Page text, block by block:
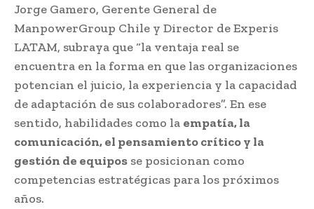
Jorge Gamero, Gerente General de
ManpowerGroup Chile y Director de Experis
LATAM, subraya que “la ventaja real se
encuentra en la forma en que las organizaciones
potencian el juicio, la experiencia y la capacidad
de adaptación de sus colaboradores”. En ese
sentido, habilidades como la empatía, la
comunicación, el pensamiento crítico y la
gestión de equipos se posicionan como
competencias estratégicas para los próximos
años.